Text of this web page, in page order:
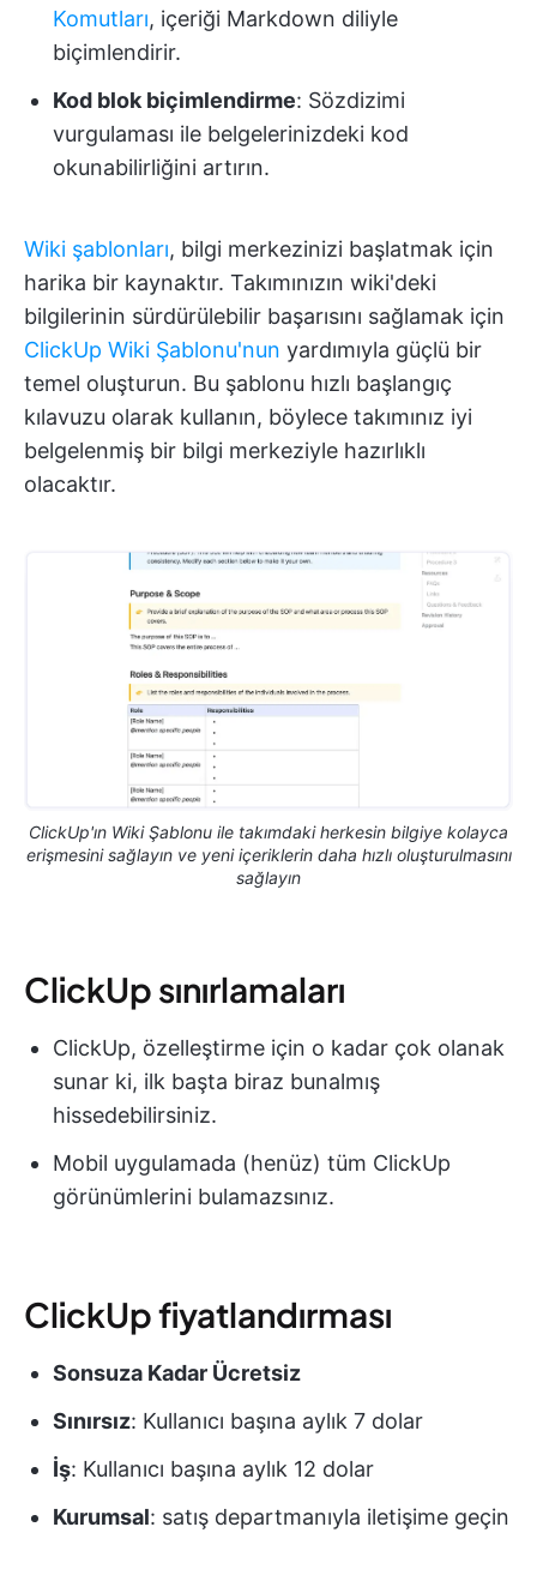
Komutları, içeriği Markdown diliyle
biçimlendirir.
Kod blok biçimlendirme: Sözdizimi
vurgulaması ile belgelerinizdeki kod
okunabilirliğini artırın.
Wiki şablonları, bilgi merkezinizi başlatmak için
harika bir kaynaktır. Takımınızın wiki'deki
bilgilerinin sürdürülebilir başarısını sağlamak için
ClickUp Wiki Şablonu'nun yardımıyla güçlü bir
temel oluşturun. Bu şablonu hızlı başlangıç
kılavuzu olarak kullanın, böylece takımınız iyi
belgelenmiş bir bilgi merkeziyle hazırlıklı
olacaktır.
ClickUp'ın Wiki Şablonu ile takımdaki herkesin bilgiye kolayca
erişmesini sağlayın ve yeni içeriklerin daha hızlı oluşturulmasını
sağlayın
ClickUp sınırlamaları
ClickUp, özelleştirme için o kadar çok olanak
sunar ki, ilk başta biraz bunalmış
hissedebilirsiniz.
Mobil uygulamada (henüz) tüm ClickUp
görünümlerini bulamazsınız.
ClickUp fiyatlandırması
Sonsuza Kadar Ücretsiz
Sınırsız: Kullanıcı başına aylık 7 dolar
İş: Kullanıcı başına aylık 12 dolar
Kurumsal: satış departmanıyla iletişime geçin